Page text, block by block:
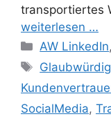
transportiertes
weiterlesen …
Categories
AW LinkedIn,
Tags
SocialMedia,